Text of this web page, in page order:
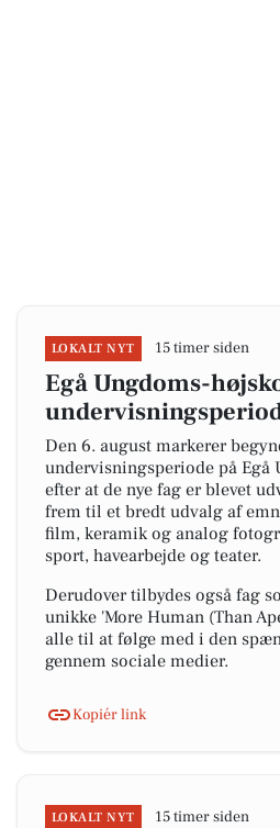
LOKALT NYT 15 timer siden
Egå Ungdoms-
Den 6. august markerer
undervisningsperiode på Egå
efter at de nye fag er blevet
frem til et bredt udvalg af
film, keramik og analog
sport, havearbejde og teater.
Derudover tilbydes også fag
unikke 'More Human (Than
alle til at følge med i den
gennem sociale medier.
Kopiér link
LOKALT NYT 15 timer siden